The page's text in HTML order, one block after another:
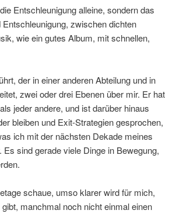
Entschleunigung alleine, sondern das
zwischen dichten
wie ein gutes Album, mit schnellen,
der in einer anderen Abteilung und in
zwei oder drei Ebenen über mir. Er hat
jeder andere, und ist darüber hinaus
bleiben und Exit-Strategien gesprochen,
ich mit der nächsten Dekade meines
sind gerade viele Dinge in Bewegung,
schaue, umso klarer wird für mich,
manchmal noch nicht einmal einen